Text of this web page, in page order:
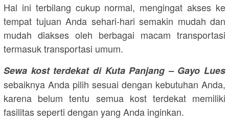
Hal ini terbilang cukup normal, mengingat akses ke
tempat tujuan Anda sehari-hari semakin mudah dan
mudah diakses oleh berbagai macam transportasi
termasuk transportasi umum.
Sewa kost terdekat di Kuta Panjang – Gayo Lues
sebaiknya Anda pilih sesuai dengan kebutuhan Anda,
karena belum tentu semua kost terdekat memiliki
fasilitas seperti dengan yang Anda inginkan.